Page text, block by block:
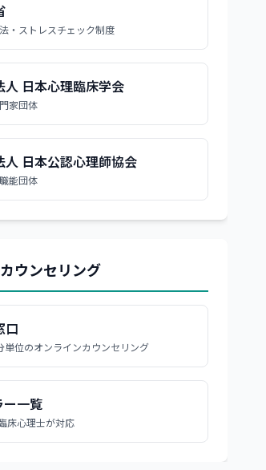
・ストレスチェック制度
人 日本心理臨床学会
家団体
人 日本公認心理師協会
能団体
ウンセリング
口
単位のオンラインカウンセリング
ー一覧
床心理士が対応